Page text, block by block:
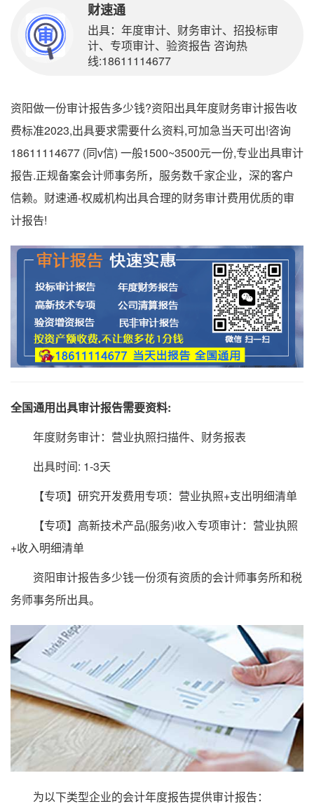
财速通
出具：年度审计、财务审计、招投标审
计、专项审计、验资报告 咨询热
线:18611114677
资阳做一份审计报告多少钱?资阳出具年度财务审计报告收
费标准2023,出具要求需要什么资料,可加急当天可出!咨询
18611114677 (同v信) 一般1500~3500元一份,专业出具审计
报告.正规备案会计师事务所，服务数千家企业，深的客户
信赖。财速通-权威机构出具合理的财务审计费用优质的审
计报告!
全国通用出具审计报告需要资料:
年度财务审计：营业执照扫描件、财务报表
出具时间: 1-3天
【专项】研究开发费用专项：营业执照+支出明细清单
【专项】高新技术产品(服务)收入专项审计：营业执照
+收入明细清单
资阳审计报告多少钱一份须有资质的会计师事务所和税
务师事务所出具。
为以下类型企业的会计年度报告提供审计报告：